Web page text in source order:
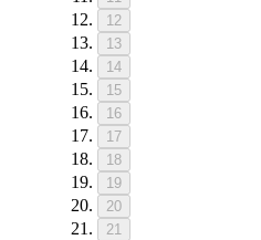
12
13
14
15
16
17
18
19
20
21